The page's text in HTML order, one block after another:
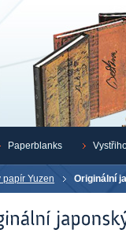
papír Yuzen Originální
Paperblanks